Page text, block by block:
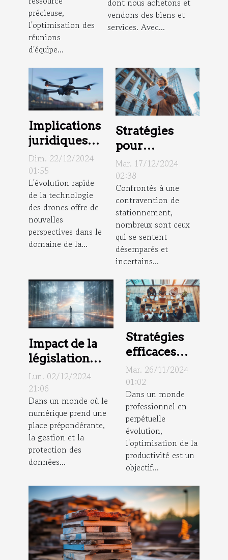
entreprise
précieuse,
l'optimisation des
réunions
d'équipe...
dont nous achetons et
vendons des biens et
services. Avec...
Implications
juridiques
de
l'utilisation
des drones
dans la
surveillance
Dim. 22/12/2024
01:55
L'évolution rapide
de la technologie
des drones offre de
nouvelles
perspectives dans le
domaine de la...
Stratégies
pour
contester une
amende de
stationnement
: conseils
légaux
Mar. 17/12/2024
02:38
Confrontés à une
contravention de
stationnement,
nombreux sont ceux
qui se sentent
désemparés et
incertains...
Impact de la
législation
européenne
sur la
confidentialité
des données
Lun. 02/12/2024
21:06
Dans un monde où le
numérique prend une
place prépondérante,
la gestion et la
protection des
données...
Stratégies
efficaces
pour
améliorer la
productivité
en
entreprise
Mar. 26/11/2024
01:02
Dans un monde
professionnel en
perpétuelle
évolution,
l'optimisation de la
productivité est un
objectif...